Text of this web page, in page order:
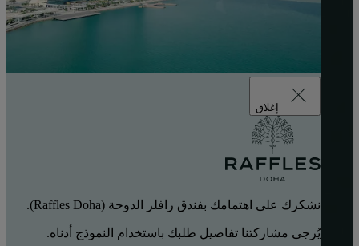
إغلاق
نشكرك على اهتمامك بفندق رافلز الدوحة (Raffles Doha).
يُرجى مشاركتنا تفاصيل طلبك باستخدام النموذج أدناه.